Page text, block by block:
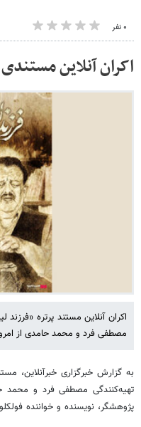
۰ نفر
اکران آنلاین
اکران آنلاین مستند پرتره
مصطفی فرد و محمد حامدی از امروز چهارشنبه ۳۰
به گزارش خبرگزاری خبرآنلاین،
تهیه‌کنندگی مصطفی فرد و
پژوهشگر، نویسنده و خواننده